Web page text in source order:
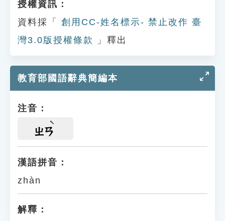
授權資訊：
資料採「
創用CC-姓名標示- 禁止改作 臺
灣3.0版授權條款
」釋出
教育部國語辭典簡編本
注音：
ㄓㄢ
漢語拼音：
zhàn
解釋：